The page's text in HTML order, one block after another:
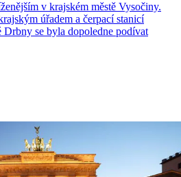
v krajském městě Vysočiny.
úřadem a čerpací stanicí
Drbny se byla dopoledne podívat